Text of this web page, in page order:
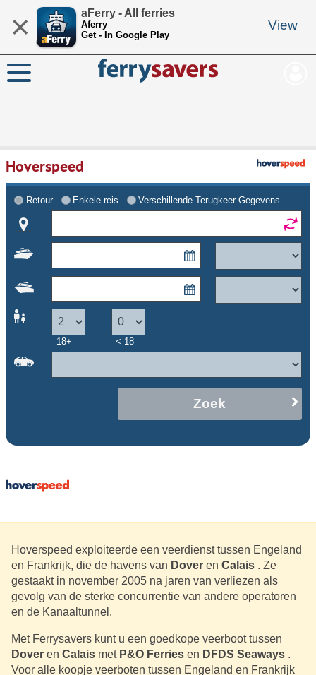
× aFerry - All ferries
Aferry
Get - In Google Play
View
Hoverspeed
Retour Enkele reis Verschillende Terugkeer Gegevens
18+ < 18
Zoek
Hoverspeed exploiteerde een veerdienst tussen Engeland
en Frankrijk, die de havens van Dover en Calais . Ze
gestaakt in november 2005 na jaren van verliezen als
gevolg van de sterke concurrentie van andere operatoren
en de Kanaaltunnel.
Met Ferrysavers kunt u een goedkope veerboot tussen
Dover en Calais met P&O Ferries en DFDS Seaways .
Voor alle koopje veerboten tussen Engeland en Frankrijk